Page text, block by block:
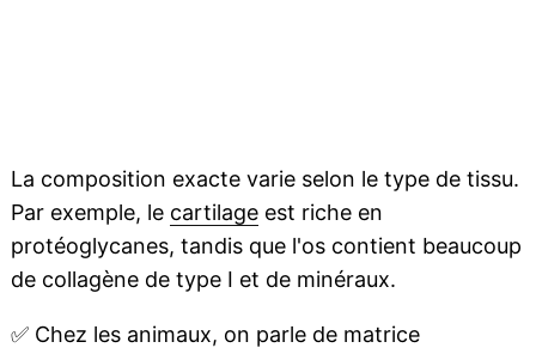
La composition exacte varie selon le type de tissu.
Par exemple, le cartilageest riche en
protéoglycanes, tandis que l'os contient beaucoup
de collagène de type I et de minéraux.
✅Chez les animaux, on parle de matrice